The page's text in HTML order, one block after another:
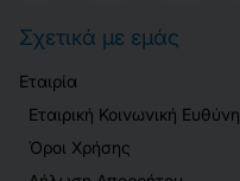
Σχετικά με εμάς
Εταιρία
Εταιρική Κοινωνική Ευθύνη
Όροι Χρήσης